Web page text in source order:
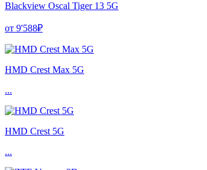
Blackview Oscal Tiger 13 5G
от 9'588₽
HMD Crest Max 5G
...
HMD Crest 5G
...